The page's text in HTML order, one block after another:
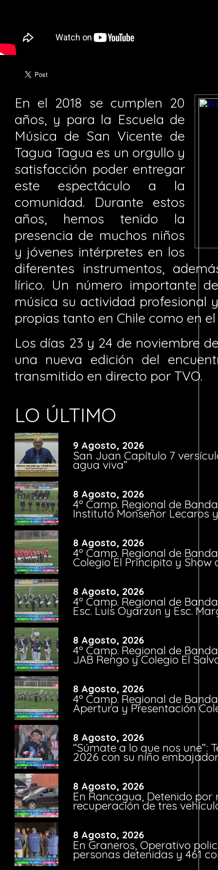
En el 2018 se cumplen 20
años, y para la Escuela de
Música de San Vicente de
Tagua Tagua es un orgullo y
satisfacción poder entregar
este espectáculo a la
comunidad. Durante estos
años, hemos tenido la
presencia de muchos niños
y jóvenes intérpretes en los
diferentes instrumentos,
lírico. Un número importante
música su actividad profesional
propias tanto en Chile como en
Los días 23 y 24 de noviembre
una nueva edición del
transmitido en directo por TVO.
LO ÚLTIMO
9 Agosto, 2026
San Juan Capítulo 7
agua viva”
8 Agosto, 2026
4º Camp. Regional de
Instituto Monseñor Lecaros
8 Agosto, 2026
4º Camp. Regional de
Colegio El Principito y Show
8 Agosto, 2026
4º Camp. Regional de
Esc. Luis Oyarzun y Esc.
8 Agosto, 2026
4º Camp. Regional de
JAB Rengo y Colegio El
8 Agosto, 2026
4º Camp. Regional de
Apertura y Presentación
8 Agosto, 2026
“Súmate a lo que nos une”:
2026 con su niño
8 Agosto, 2026
En Rancagua, Detenido por
recuperación de tres
8 Agosto, 2026
En Graneros, Operativo
personas detenidas y 461